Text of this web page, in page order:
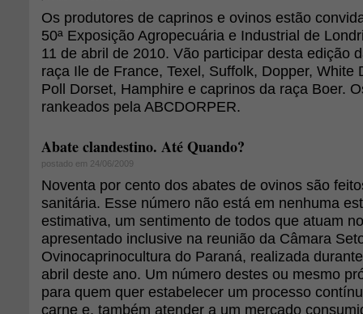
Os produtores de caprinos e ovinos estão
50ª Exposição Agropecuária e Industrial de
11 de abril de 2010. Vão participar desta edição
raça Ile de France, Texel, Suffolk, Dopper, White
Poll Dorset, Hamphire e caprinos da raça Boer.
rankeados pela ABCDORPER.
Abate clandestino. Até Quando?
postado em 24/06/2009
Noventa por cento dos abates de ovinos são
sanitária. Esse número não está em nenhuma
estimativa, um sentimento de todos que atuam
apresentado inclusive na reunião da Câmara
Ovinocaprinocultura do Paraná, realizada
abril deste ano. Um número destes ou mesmo
para quem quer estabelecer um processo
carne e, também atender a um mercado